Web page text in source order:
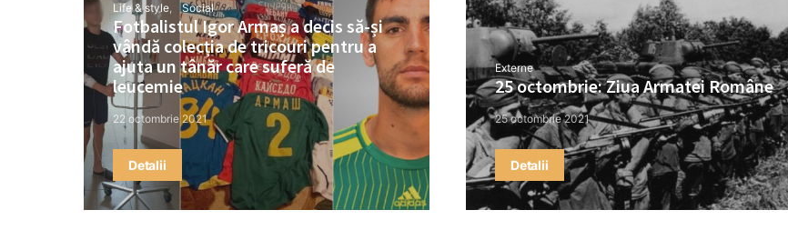
Life & style Social
Fotbalistul Igor Armaș a decis să-și
vândă colecția de tricouri pentru a
ajuta un tânăr care suferă de
leucemie
22 octombrie 2021
Detalii
Externe
25 octombrie: Ziua Armatei Române
25 octombrie 2021
Detalii